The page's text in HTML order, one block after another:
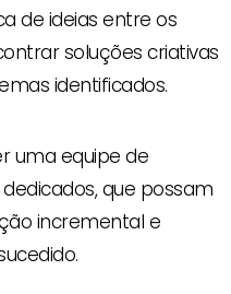
de ideias entre os
soluções criativas
identificados.
uma equipe de
que possam
incremental e